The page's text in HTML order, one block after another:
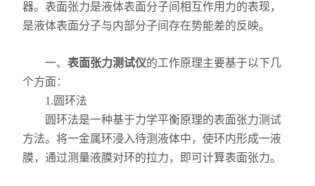
拉曼光谱仪
红外光谱（IR、傅立叶）
扫描探针显微镜/原子力
激光粒度仪、纳米粒度仪
器。表面张力是液体表面分子间相互作用力的表现，
是液体表面分子与内部分子间存在势能差的反映。
一、表面张力测试仪的工作原理主要基于以下几
个方面：
1.圆环法
圆环法是一种基于力学平衡原理的表面张力测试
方法。将一金属环浸入待测液体中，使环内形成一液
膜，通过测量液膜对环的拉力，即可计算表面张力。